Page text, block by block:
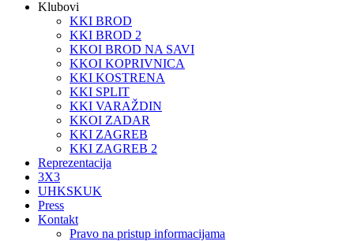
Klubovi
KKI BROD
KKI BROD 2
KKOI BROD NA SAVI
KKOI KOPRIVNICA
KKI KOSTRENA
KKI SPLIT
KKI VARAŽDIN
KKOI ZADAR
KKI ZAGREB
KKI ZAGREB 2
Reprezentacija
3X3
UHKSKUK
Press
Kontakt
Pravo na pristup informacijama